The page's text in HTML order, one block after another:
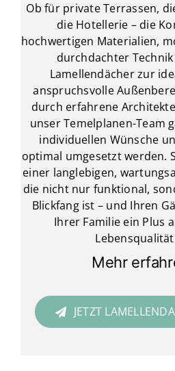
Ob für private Terrassen,
die Hotellerie – die
hochwertigen Materialien,
durchdachter
Lamellendächer zur
anspruchsvolle
durch erfahrene
unser Temelplanen-Team
individuellen Wünsche
optimal umgesetzt werden.
einer langlebigen,
die nicht nur funktional,
Blickfang ist – und Ihren
Ihrer Familie ein Plus
Mehr
JETZT